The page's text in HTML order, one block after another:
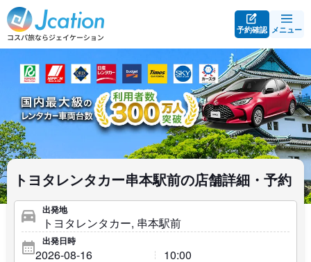
予約確認 メニュー
トヨタレンタカー串本駅前の店舗詳細・予約
出発地
出発日時